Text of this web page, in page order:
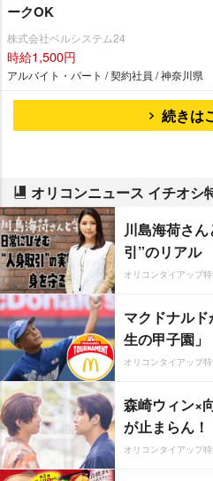
ークOK
株式会社ベルシステム24
時給1,500円
アルバイト・パート / 契約社員 / 神奈川県
続きは
オリコンニュース イチオシ
川島海荷さ
引”のリアル
オリコンタイアップ
マクドナル
生の甲子園」
オリコンタイアップ
森崎ウィン×
が止まらん！
オリコンタイアップ